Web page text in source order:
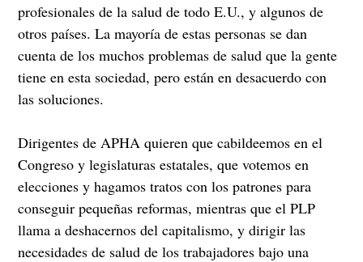
profesionales de la salud de todo E.U., y algunos de
otros países. La mayoría de estas personas se dan
cuenta de los muchos problemas de salud que la gente
tiene en esta sociedad, pero están en desacuerdo con
las soluciones.
Dirigentes de APHA quieren que cabildeemos en el
Congreso y legislaturas estatales, que votemos en
elecciones y hagamos tratos con los patrones para
conseguir pequeñas reformas, mientras que el PLP
llama a deshacernos del capitalismo, y dirigir las
necesidades de salud de los trabajadores bajo una